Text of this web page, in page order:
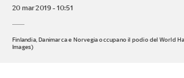
20 mar 2019 - 10:51
Finlandia, Danimarca e Norvegia occupano il podio del World
Images)